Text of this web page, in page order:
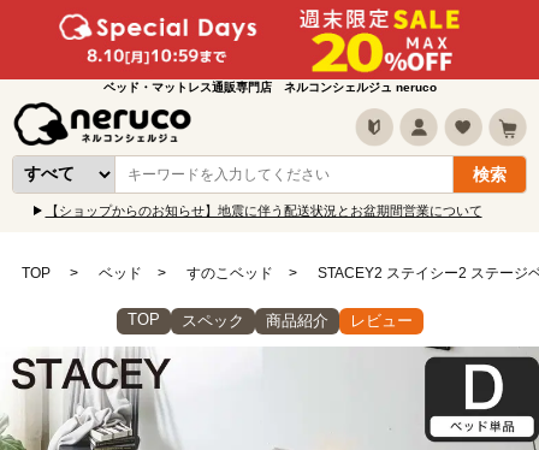
ベッド・マットレス通販専門店 ネルコンシェルジュ neruco
【ショップからのお知らせ】地震に伴う配送状況とお盆期間営業について
TOP ベッド すのこベッド STACEY2 ステイシー2 ステージ
TOP スペック 商品紹介 レビュー